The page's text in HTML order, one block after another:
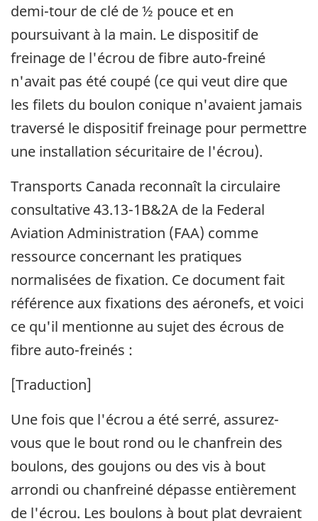
demi-tour de clé de ½ pouce et en
poursuivant à la main. Le dispositif de
freinage de l'écrou de fibre auto-freiné
n'avait pas été coupé (ce qui veut dire que
les filets du boulon conique n'avaient jamais
traversé le dispositif freinage pour permettre
une installation sécuritaire de l'écrou).
Transports Canada reconnaît la circulaire
consultative 43.13-1B&2A de la Federal
Aviation Administration (FAA) comme
ressource concernant les pratiques
normalisées de fixation. Ce document fait
référence aux fixations des aéronefs, et voici
ce qu'il mentionne au sujet des écrous de
fibre auto-freinés :
[Traduction]
Une fois que l'écrou a été serré, assurez-
vous que le bout rond ou le chanfrein des
boulons, des goujons ou des vis à bout
arrondi ou chanfreiné dépasse entièrement
de l'écrou. Les boulons à bout plat devraient